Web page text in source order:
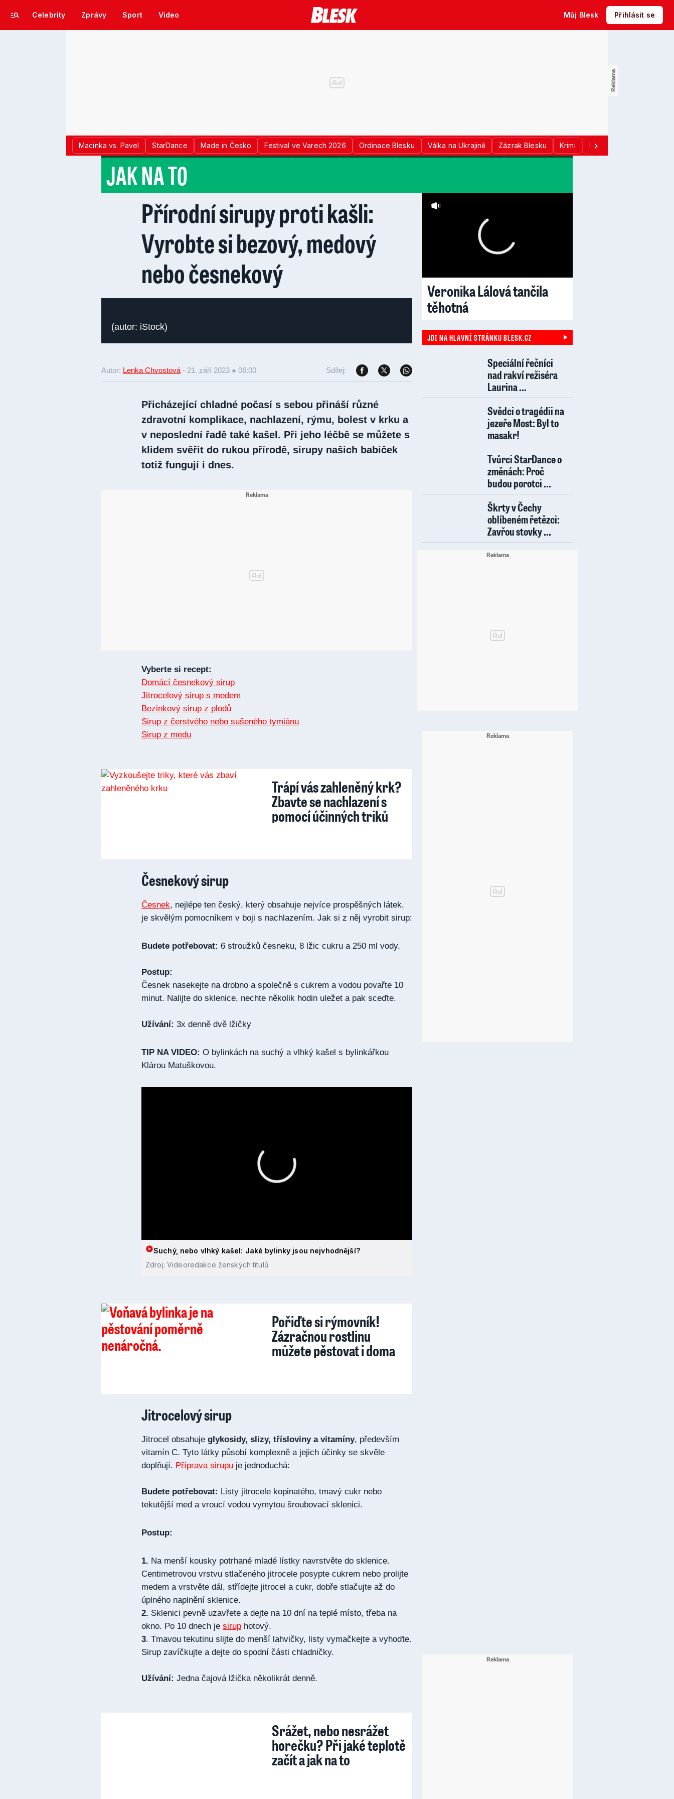
Celebrity Zprávy Sport Video Můj Blesk Přihlásit se
Macinka vs. Pavel StarDance Made in Česko Festival ve Varech 2026 Ordinace Blesku Válka na Ukrajině Zázrak Blesku Krimi Donald Trump
JAK NA TO
Přírodní sirupy proti kašli:
Vyrobte si bezový, medový
nebo česnekový
(autor: iStock)
Autor: Lenka Chvostová - 21. září 2023 ● 06:00 Sdílej:
Přicházející chladné počasí s sebou přináší různé
zdravotní komplikace, nachlazení, rýmu, bolest v krku a
v neposlední řadě také kašel. Při jeho léčbě se můžete s
klidem svěřit do rukou přírodě, sirupy našich babiček
totiž fungují i dnes.
Vyberte si recept:
Domácí česnekový sirup
Jitrocelový sirup s medem
Bezinkový sirup z plodů
Sirup z čerstvého nebo sušeného tymiánu
Sirup z medu
Trápí vás zahleněný krk?
Zbavte se nachlazení s
pomocí účinných triků
Česnekový sirup
Česnek, nejlépe ten český, který obsahuje nejvíce prospěšných látek,
je skvělým pomocníkem v boji s nachlazením. Jak si z něj vyrobit sirup:
Budete potřebovat: 6 stroužků česneku, 8 lžic cukru a 250 ml vody.
Postup:
Česnek nasekejte na drobno a společně s cukrem a vodou povařte 10
minut. Nalijte do sklenice, nechte několik hodin uležet a pak sceďte.
Užívání: 3x denně dvě lžičky
TIP NA VIDEO: O bylinkách na suchý a vlhký kašel s bylinkářkou
Klárou Matuškovou.
Suchý, nebo vlhký kašel: Jaké bylinky jsou nejvhodnější?
Zdroj: Videoredakce ženských titulů
Pořiďte si rýmovník!
Zázračnou rostlinu
můžete pěstovat i doma
Jitrocelový sirup
Jitrocel obsahuje glykosidy, slizy, třísloviny a vitamíny, především
vitamín C. Tyto látky působí komplexně a jejich účinky se skvěle
doplňují. Příprava sirupu je jednoduchá:
Budete potřebovat: Listy jitrocele kopinatého, tmavý cukr nebo
tekutější med a vroucí vodou vymytou šroubovací sklenici.
Postup:
1. Na menší kousky potrhané mladé lístky navrstvěte do sklenice.
Centimetrovou vrstvu stlačeného jitrocele posypte cukrem nebo prolijte
medem a vrstvěte dál, střídejte jitrocel a cukr, dobře stlačujte až do
úplného naplnění sklenice.
2. Sklenici pevně uzavřete a dejte na 10 dní na teplé místo, třeba na
okno. Po 10 dnech je sirup hotový.
3. Tmavou tekutinu slijte do menší lahvičky, listy vymačkejte a vyhoďte.
Sirup zavíčkujte a dejte do spodní části chladničky.
Užívání: Jedna čajová lžička několikrát denně.
Srážet, nebo nesrážet
horečku? Při jaké teplotě
začít a jak na to
Veronika Lálová tančila
těhotná
JDI NA HLAVNÍ STRÁNKU BLESK.CZ
Speciální řečníci
nad rakví režiséra
Laurina ...
Svědci o tragédii na
jezeře Most: Byl to
masakr!
Tvůrci StarDance o
změnách: Proč
budou porotci ...
Škrty v Čechy
oblíbeném řetězci:
Zavřou stovky ...